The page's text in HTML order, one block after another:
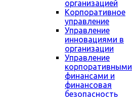
организацией
Корпоративное
управление
Управление
инновациями в
организации
Управление
корпоративными
финансами и
финансовая
безопасность